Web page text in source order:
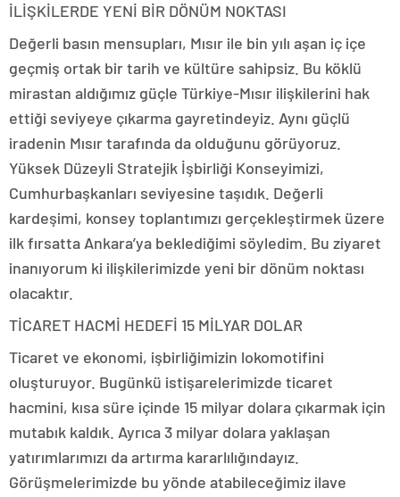
İLİŞKİLERDE YENİ BİR DÖNÜM NOKTASI
Değerli basın mensupları, Mısır ile bin yılı aşan iç içe
geçmiş ortak bir tarih ve kültüre sahipsiz. Bu köklü
mirastan aldığımız güçle Türkiye-Mısır ilişkilerini hak
ettiği seviyeye çıkarma gayretindeyiz. Aynı güçlü
iradenin Mısır tarafında da olduğunu görüyoruz.
Yüksek Düzeyli Stratejik İşbirliği Konseyimizi,
Cumhurbaşkanları seviyesine taşıdık. Değerli
kardeşimi, konsey toplantımızı gerçekleştirmek üzere
ilk fırsatta Ankara’ya beklediğimi söyledim. Bu ziyaret
inanıyorum ki ilişkilerimizde yeni bir dönüm noktası
olacaktır.
TİCARET HACMİ HEDEFİ 15 MİLYAR DOLAR
Ticaret ve ekonomi, işbirliğimizin lokomotifini
oluşturuyor. Bugünkü istişarelerimizde ticaret
hacmini, kısa süre içinde 15 milyar dolara çıkarmak için
mutabık kaldık. Ayrıca 3 milyar dolara yaklaşan
yatırımlarımızı da artırma kararlılığındayız.
Görüşmelerimizde bu yönde atabileceğimiz ilave